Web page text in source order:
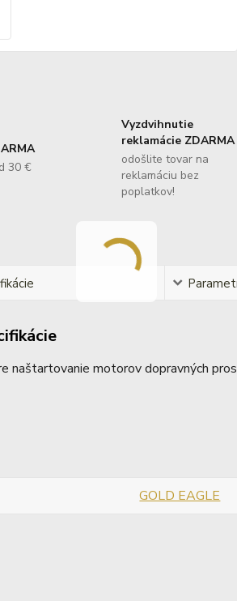
30 €
Vyzdvihnutie
reklamácie ZDARMA
odošlite tovar na
reklamáciu bez
poplatkov!
naštartovanie motorov dopravných
GOLD EAGLE